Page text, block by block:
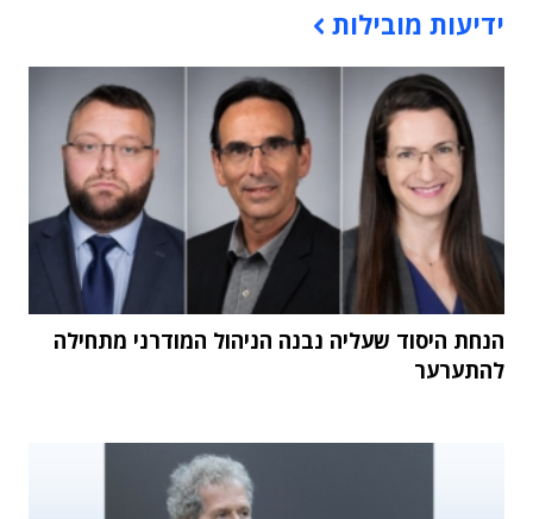
ידיעות מובילות
הנחת היסוד שעליה נבנה הניהול המודרני מתחילה
להתערער